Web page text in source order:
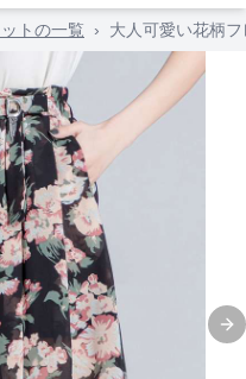
トの一覧 › 大人可愛い花柄